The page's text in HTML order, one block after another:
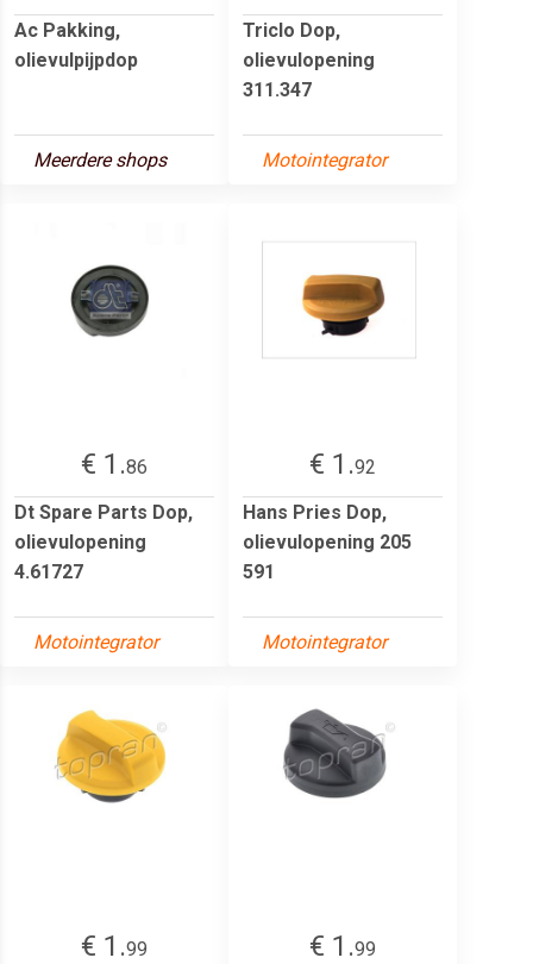
Ac Pakking,
olievulpijpdop
Meerdere shops
Triclo Dop,
olievulopening
311.347
Motointegrator
€ 1.86
Dt Spare Parts Dop,
olievulopening
4.61727
Motointegrator
€ 1.92
Hans Pries Dop,
olievulopening 205
591
Motointegrator
€ 1.99
€ 1.99